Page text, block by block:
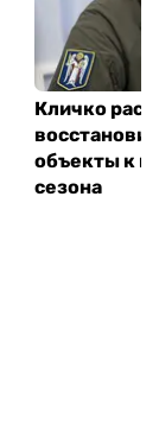
Кличко
объекты к
сезона